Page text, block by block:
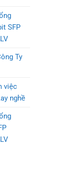
SFP
Ty
việc
nghề